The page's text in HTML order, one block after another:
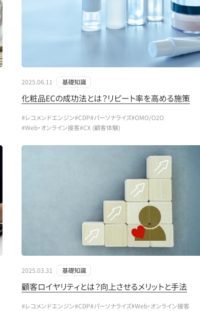
2025.06.11 基礎知識
化粧品ECの成功法とは？リピート率を高める施策
#レコメンドエンジン#CDP#パーソナライズ#OMO/O2O
#Web・オンライン接客#CX (顧客体験)
2025.03.31 基礎知識
顧客ロイヤリティとは？向上させるメリットと手法
#レコメンドエンジン#CDP#パーソナライズ#Web・オンライン接客